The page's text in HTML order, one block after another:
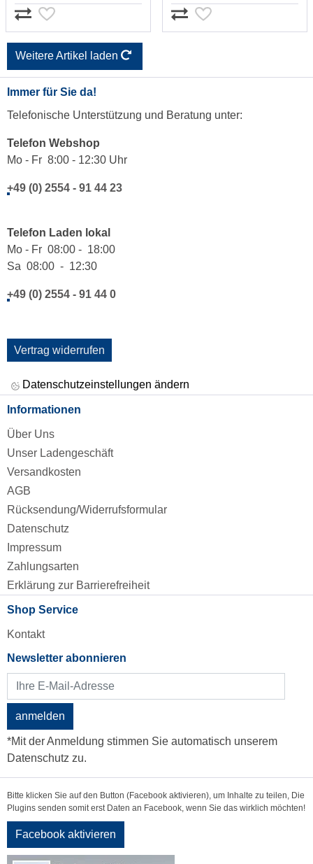
Weitere Artikel laden
Immer für Sie da!
Telefonische Unterstützung und Beratung unter:
Telefon Webshop
Mo - Fr 8:00 - 12:30 Uhr
+49 (0) 2554 - 91 44 23
Telefon Laden lokal
Mo - Fr 08:00 - 18:00
Sa 08:00 - 12:30
+49 (0) 2554 - 91 44 0
Vertrag widerrufen
Datenschutzeinstellungen ändern
Informationen
Über Uns
Unser Ladengeschäft
Versandkosten
AGB
Rücksendung/Widerrufsformular
Datenschutz
Impressum
Zahlungsarten
Erklärung zur Barrierefreiheit
Shop Service
Kontakt
Newsletter abonnieren
anmelden
*Mit der Anmeldung stimmen Sie automatisch unserem
Datenschutz zu.
Bitte klicken Sie auf den Button (Facebook aktivieren), um Inhalte zu teilen, Die
Plugins senden somit erst Daten an Facebook, wenn Sie das wirklich möchten!
Facebook aktivieren